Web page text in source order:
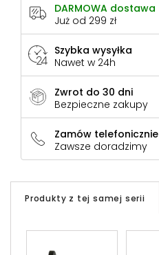
DARMOWA dostawa
Już od 299 zł
Szybka wysyłka
Nawet w 24h
Zwrot do 30 dni
Bezpieczne zakupy
Zamów telefonicznie
Zawsze doradzimy
Produkty z tej samej serii